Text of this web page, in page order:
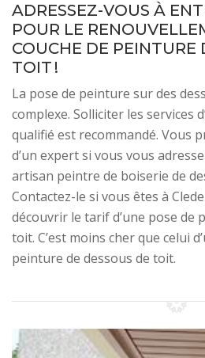
ADRESSEZ-VOUS À
POUR LE
COUCHE DE PEINTURE
TOIT !
La pose de peinture sur des
complexe. Solliciter les services
qualifié est recommandé. Vous
d’un expert si vous vous
artisan peintre de boiserie de
Contactez-le si vous êtes à
découvrir le tarif d’une pose de
toit. C’est moins cher que celui
peinture de dessous de toit.